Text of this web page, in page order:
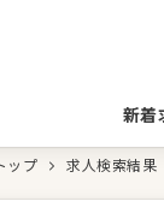
新着
ップ 求人検索結果